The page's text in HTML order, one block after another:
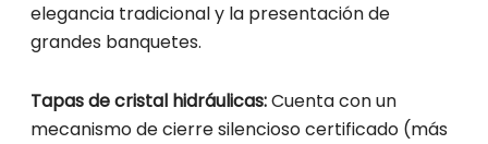
elegancia tradicional y la presentación de
grandes banquetes.
Tapas de cristal hidráulicas:Cuenta con un
mecanismo de cierre silencioso certificado (más